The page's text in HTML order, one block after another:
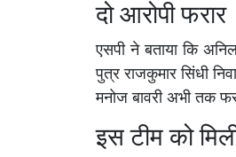
दो आरोपी फरार
एसपी ने बताया कि
पुत्र राजकुमार सिंधी
मनोज बावरी अभी तक
इस टीम को